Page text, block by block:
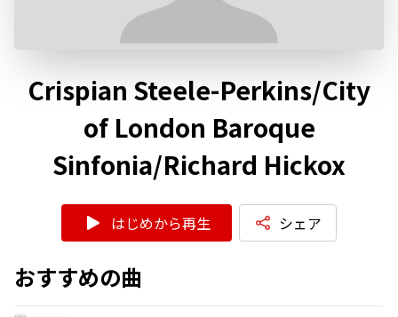
Crispian Steele-Perkins/City
of London Baroque
Sinfonia/Richard Hickox
はじめから再生 シェア
おすすめの曲